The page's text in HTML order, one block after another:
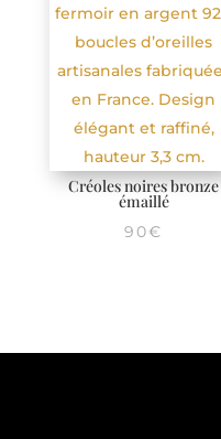
Créoles noires bronze
émaillé
90€